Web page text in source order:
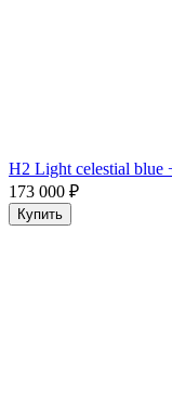
H2 Light celestial
173 000 ₽
Купить